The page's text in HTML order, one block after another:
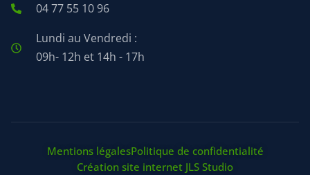
04 77 55 10 96
Lundi au Vendredi :
09h- 12h et 14h - 17h
Mentions légalesPolitique de confidentialité
Création site internet JLS Studio